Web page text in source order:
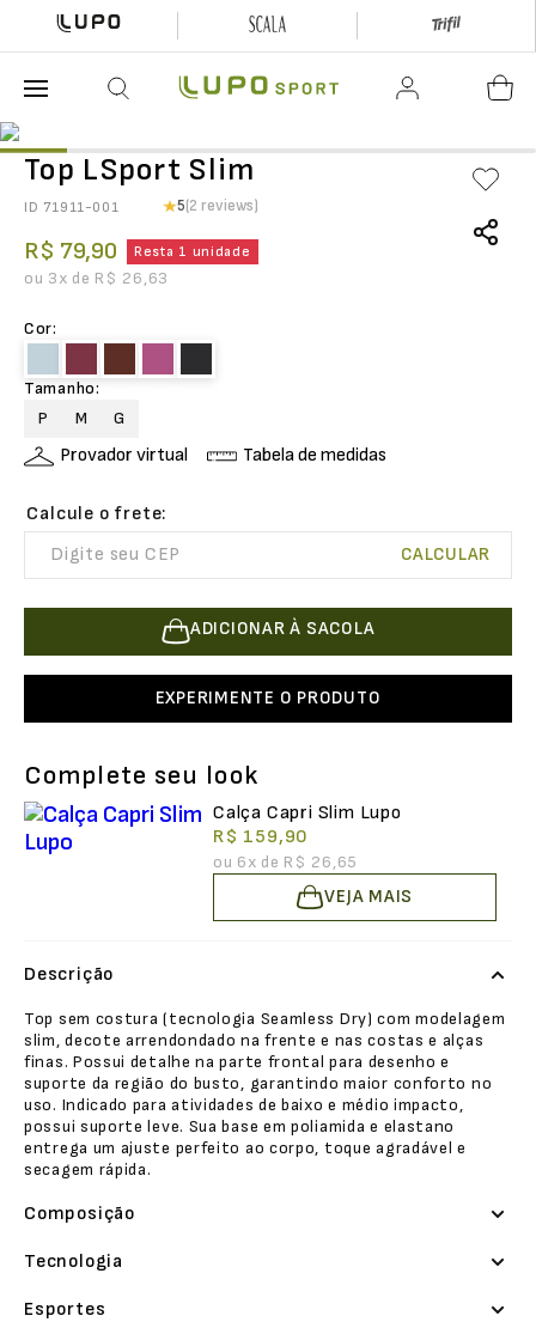
Top LSport Slim
ID 71911-001 5(2 reviews)
R$ 79,90 Resta 1 unidade
ou 3x de R$ 26,63
Cor:
Tamanho:
P
M G
Provador virtual Tabela de medidas
ADICIONAR À SACOLA
EXPERIMENTE O PRODUTO
Complete seu look
Calça Capri Slim Lupo
R$ 159,90
ou 6x de R$ 26,65
VEJA MAIS
Descrição
Top sem costura (tecnologia Seamless Dry) com modelagem
slim, decote arrendondado na frente e nas costas e alças
finas. Possui detalhe na parte frontal para desenho e
suporte da região do busto, garantindo maior conforto no
uso. Indicado para atividades de baixo e médio impacto,
possui suporte leve. Sua base em poliamida e elastano
entrega um ajuste perfeito ao corpo, toque agradável e
secagem rápida.
Composição
Tecnologia
Esportes